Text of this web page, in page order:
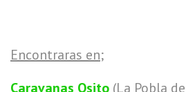
Encontraras en;
Caravanas Osito (La Pobla